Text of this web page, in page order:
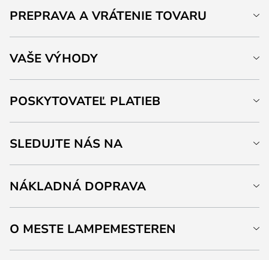
PREPRAVA A VRÁTENIE TOVARU
VAŠE VÝHODY
POSKYTOVATEĽ PLATIEB
SLEDUJTE NÁS NA
NÁKLADNÁ DOPRAVA
O MESTE LAMPEMESTEREN